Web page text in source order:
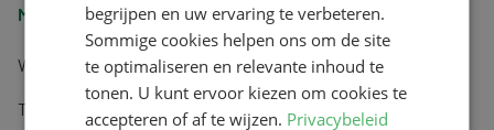
Merken
Wapiti
Tai-Ginseng
begrijpen en uw ervaring te verbeteren.
Sommige cookies helpen ons om de site
te optimaliseren en relevante inhoud te
tonen. U kunt ervoor kiezen om cookies te
accepteren of af te wijzen. Privacybeleid